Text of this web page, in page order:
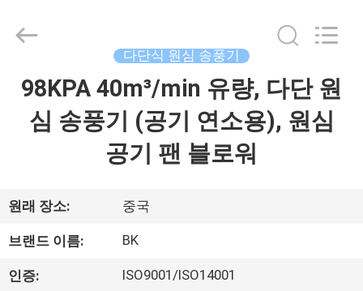
집
동
영
Machine
(Jiangsu)
다단식 원심 송풍기
98KPA 40m³/min 유량, 다단 원
심 송풍기 (공기 연소용), 원심
공기 팬 블로워
원래 장소: 중국
브랜드 이름: BK
인증: ISO9001/ISO14001